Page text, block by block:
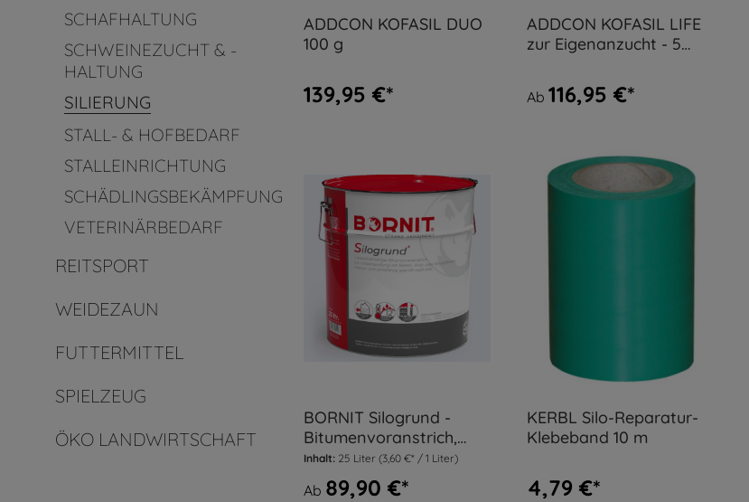
SCHAFHALTUNG
SCHWEINEZUCHT & -
HALTUNG
SILIERUNG
STALL- & HOFBEDARF
STALLEINRICHTUNG
SCHÄDLINGSBEKÄMPFUNG
VETERINÄRBEDARF
REITSPORT
WEIDEZAUN
FUTTERMITTEL
SPIELZEUG
ÖKO LANDWIRTSCHAFT
ADDCON KOFASIL DUO
100 g
139,95 €*
ADDCON KOFASIL LIFE
zur Eigenanzucht - 5
Ab 116,95 €*
BORNIT Silogrund -
Bitumenvoranstrich,
Grundierung,
lösemittelhaltig
Inhalt: 25 Liter (3,60 €* / 1 Liter)
Ab 89,90 €*
KERBL Silo-Reparatur-
Klebeband 10 m
4,79 €*